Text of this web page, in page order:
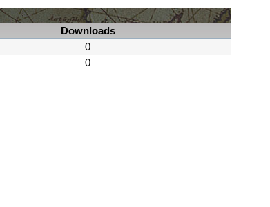
Downloads
0
0